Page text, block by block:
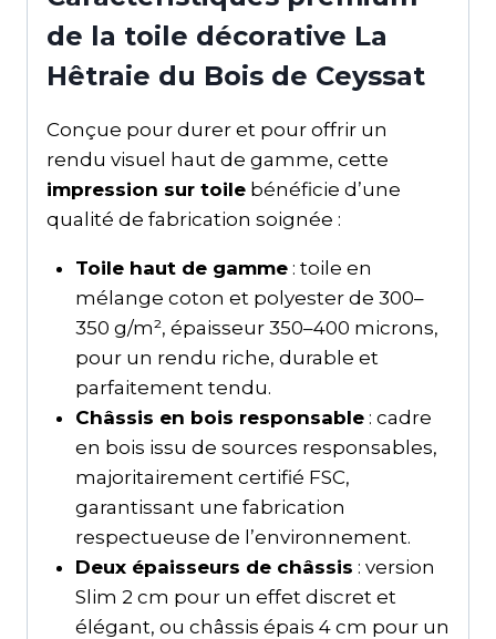
de la toile décorative La
Hêtraie du Bois de Ceyssat
Conçue pour durer et pour offrir un
rendu visuel haut de gamme, cette
impression sur toile bénéficie d’une
qualité de fabrication soignée :
Toile haut de gamme: toile en
mélange coton et polyester de 300–
350 g/m², épaisseur 350–400 microns,
pour un rendu riche, durable et
parfaitement tendu.
Châssis en bois responsable: cadre
en bois issu de sources responsables,
majoritairement certifié FSC,
garantissant une fabrication
respectueuse de l’environnement.
Deux épaisseurs de châssis : version
Slim 2 cm pour un effet discret et
élégant, ou châssis épais 4 cm pour un